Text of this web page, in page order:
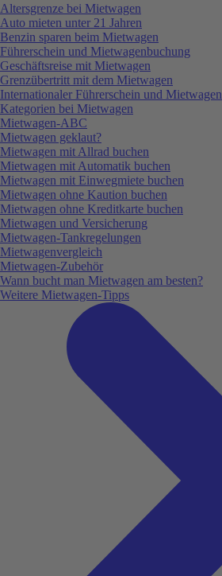
Altersgrenze bei Mietwagen
Auto mieten unter 21 Jahren
Benzin sparen beim Mietwagen
Führerschein und Mietwagenbuchung
Geschäftsreise mit Mietwagen
Grenzübertritt mit dem Mietwagen
Internationaler Führerschein und Mietwagen
Kategorien bei Mietwagen
Mietwagen-ABC
Mietwagen geklaut?
Mietwagen mit Allrad buchen
Mietwagen mit Automatik buchen
Mietwagen mit Einwegmiete buchen
Mietwagen ohne Kaution buchen
Mietwagen ohne Kreditkarte buchen
Mietwagen und Versicherung
Mietwagen-Tankregelungen
Mietwagenvergleich
Mietwagen-Zubehör
Wann bucht man Mietwagen am besten?
Weitere Mietwagen-Tipps